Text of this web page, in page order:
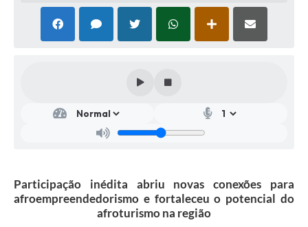
Participação inédita abriu novas conexões para
afroempreendedorismo e fortaleceu o potencial do
afroturismo na região